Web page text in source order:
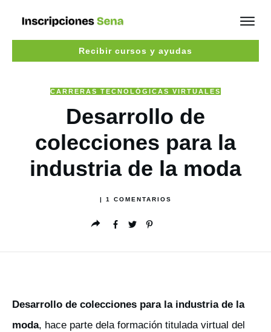
Recibir cursos y ayudas
CARRERAS TECNOLÓGICAS VIRTUALES
Desarrollo de
colecciones para la
industria de la moda
1 COMENTARIOS
Desarrollo de colecciones para la industria de la
moda, hace parte dela formación titulada virtual del